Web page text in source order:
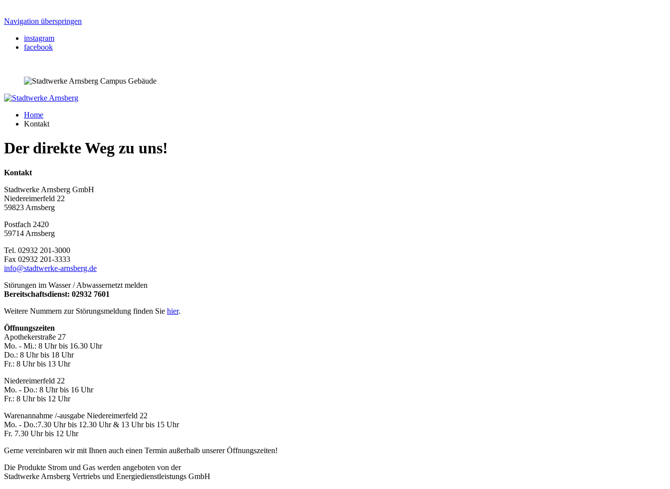
Navigation überspringen
instagram
facebook
Home
Kontakt
Der direkte Weg zu uns!
Kontakt
Stadtwerke Arnsberg GmbH
Niedereimerfeld 22
59823 Arnsberg
Postfach 2420
59714 Arnsberg
Tel. 02932 201-3000
Fax 02932 201-3333
info@stadtwerke-arnsberg.de
Störungen im Wasser / Abwassernetzt melden
Bereitschaftsdienst: 02932 7601
Weitere Nummern zur Störungsmeldung finden Sie hier.
Öffnungszeiten
Apothekerstraße 27
Mo. - Mi.: 8 Uhr bis 16.30 Uhr
Do.: 8 Uhr bis 18 Uhr
Fr.: 8 Uhr bis 13 Uhr
Niedereimerfeld 22
Mo. - Do.: 8 Uhr bis 16 Uhr
Fr.: 8 Uhr bis 12 Uhr
Warenannahme /-ausgabe Niedereimerfeld 22
Mo. - Do.:7.30 Uhr bis 12.30 Uhr & 13 Uhr bis 15 Uhr
Fr. 7.30 Uhr bis 12 Uhr
Gerne vereinbaren wir mit Ihnen auch einen Termin außerhalb unserer Öffnungszeiten!
Die Produkte Strom und Gas werden angeboten von der
Stadtwerke Arnsberg Vertriebs und Energiedienstleistungs GmbH